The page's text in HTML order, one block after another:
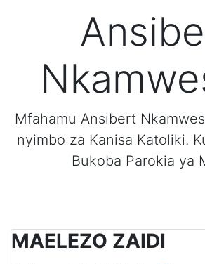
Mfahamu Ansibert
nyimbo za Kanisa Katoliki.
Bukoba Parokia ya
MAELEZO ZAIDI